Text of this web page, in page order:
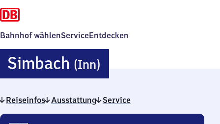
Bahnhof wählenServiceEntdecken
Simbach (Inn)
(Inn)
Reiseinfos Ausstattung Service
Reiseinfos